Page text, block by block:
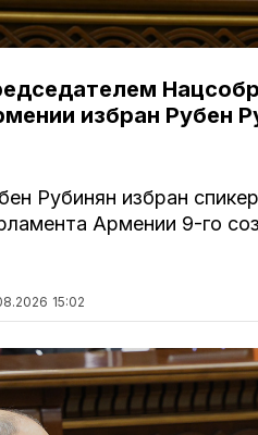
избран Рубен
Рубинян избран
Армении 9-го
15:02